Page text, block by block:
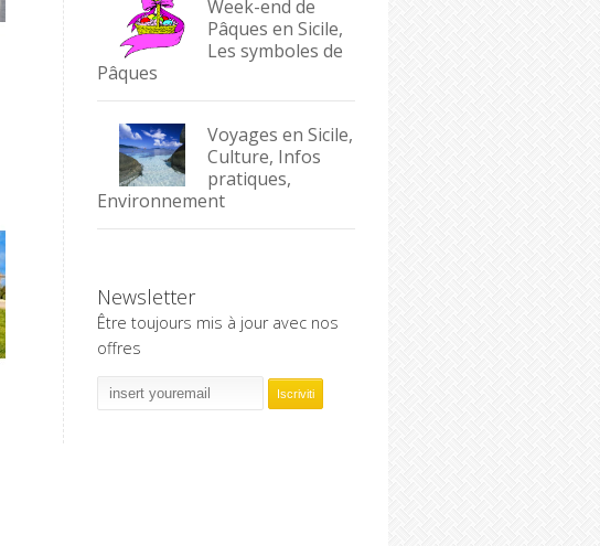
Week-end de
Pâques en Sicile,
Les symboles de
Pâques
Voyages en Sicile,
Culture, Infos
pratiques,
Environnement
Newsletter
Être toujours mis à jour avec nos
offres